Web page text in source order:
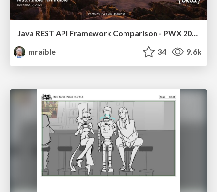
Java REST API Framework Comparison - PWX 2021
mraible
34 9.6k